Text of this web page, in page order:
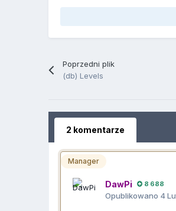
Poprzedni plik
(db) Levels
2 komentarze
Manager
DawPi 8 688
Opublikowano 4